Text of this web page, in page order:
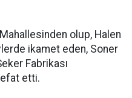
olup, Halen
ikamet eden, Soner
Fabrikası
etti.